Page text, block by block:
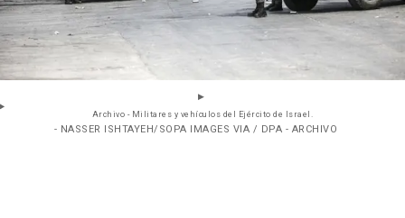
Archivo - Militares y vehículos del Ejército de Israel.
- NASSER ISHTAYEH/SOPA IMAGES VIA / DPA - ARCHIVO